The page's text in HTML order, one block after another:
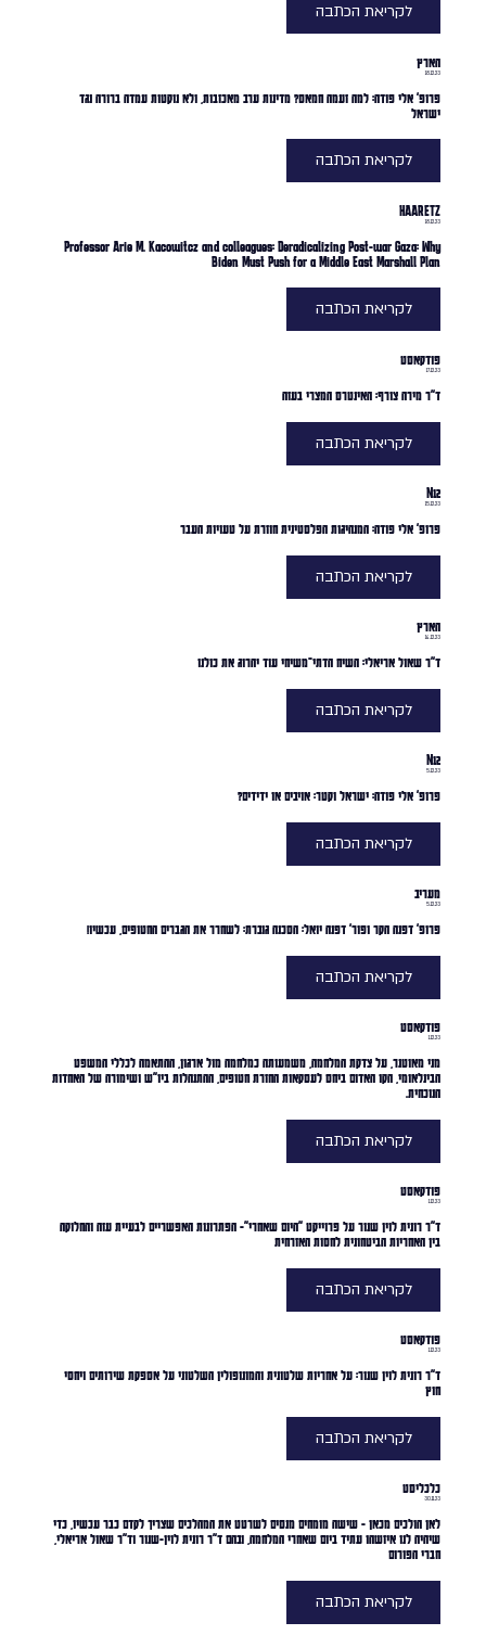
לקריאת הכתבה
לקריאת הכתבה
פרופ' אלי פודה: למה זעמה חמאס? מדינות ערב מאכזבות, ולא נוקטות עמדה ברורה נגד
ישראל
הארץ
18.12.23
לקריאת הכתבה
Professor Arie M. Kacowitcz and colleagues: Deradicalizing Post-war Gaza: Why
Biden Must Push for a Middle East Marshall Plan
HAARETZ
18.12.23
לקריאת הכתבה
ד"ר מירה צורף: האינטרס המצרי בעזה
פודקאסט
17.12.23
לקריאת הכתבה
פרופ' אלי פודה: המנהיגות הפלסטינית חוזרת על טעויות העבר
N12
15.12.23
לקריאת הכתבה
ד"ר שאול אריאלי: השיח הדתי־משיחי עוד יהרוג את כולנו
הארץ
14.12.23
לקריאת הכתבה
פרופ' אלי פודה: ישראל וקטר: אויבים או ידידים?
N12
5.12.23
לקריאת הכתבה
פרופ' דפנה הקר ופור' דפנה יואל: הסכנה גוברת: לשחרר את הגברים החטופים, עכשיו!
מעריב
5.12.23
לקריאת הכתבה
מני מאוטנר, על צדקת המלחמה, משמעותה כמלחמה מול ארגון, ההתאמה לכללי המשפט
הבינלאומי, הקו האדום ביחס לעסקאות החזרת חטופים, ההתנהלות ביו״ש ושימורה של האחדות
הנוכחית.
פודקאסט
1.12.23
לקריאת הכתבה
ד"ר רונית לוין שנור על פרוייקט "היום שאחרי"- הפתרונות האפשריים לבעיית עזה והחלוקה
בין האחריות הביטחונית לחסות האזרחית
פודקאסט
1.12.23
לקריאת הכתבה
ד"ר רונית לוין שנור: על אחריות שלטונית והמונופולין השלטוני על אספקת שירותים ויחסי
חוץ
פודקאסט
1.12.23
לקריאת הכתבה
לאן הולכים מכאן - שישה מומחים מנסים לשרטט את המהלכים שצריך לקדם כבר עכשיו, כדי
שיהיה לנו איזשהו עתיד ביום שאחרי המלחמה, ובהם ד״ר רונית לוין-שנור וד״ר שאול אריאלי,
חברי הפורום
כלכליסט
30.11.23